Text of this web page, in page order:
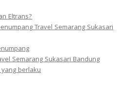
Eltrans?
Travel Semarang Sukasari
Semarang Sukasari Bandung
berlaku